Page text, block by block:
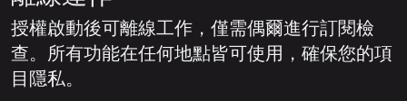
授權啟動後可離線工作，僅需偶爾進行訂閱檢
查。所有功能在任何地點皆可使用，確保您的項
目隱私。